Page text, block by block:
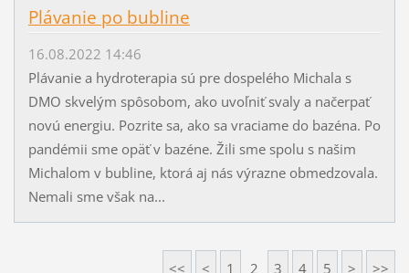
Plávanie po bubline
16.08.2022 14:46
Plávanie a hydroterapia sú pre dospelého Michala s
DMO skvelým spôsobom, ako uvoľniť svaly a načerpať
novú energiu. Pozrite sa, ako sa vraciame do bazéna. Po
pandémii sme opäť v bazéne. Žili sme spolu s našim
Michalom v bubline, ktorá aj nás výrazne obmedzovala.
Nemali sme však na...
<< < 1 2 3 4 5 > >>